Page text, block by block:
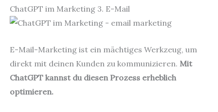
ChatGPT im Marketing 3. E-Mail
E-Mail-Marketing ist ein mächtiges Werkzeug, um
direkt mit deinen Kunden zu kommunizieren. Mit
ChatGPT kannst du diesen Prozess erheblich
optimieren.